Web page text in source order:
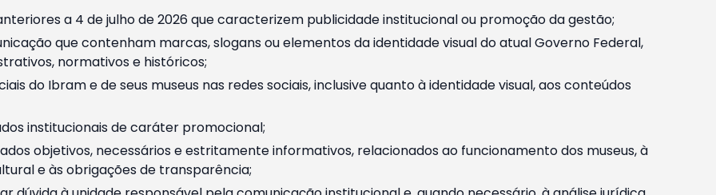
a 4 de julho de 2026 que caracterizem publicidade institucional ou promoção da gestão;
que contenham marcas, slogans ou elementos da identidade visual do atual Governo Federal,
normativos e históricos;
do Ibram e de seus museus nas redes sociais, inclusive quanto à identidade visual, aos conteúdos
institucionais de caráter promocional;
objetivos, necessários e estritamente informativos, relacionados ao funcionamento dos museus, à
e às obrigações de transparência;